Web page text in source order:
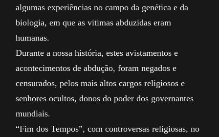
algumas experiências no campo da genética e da
biologia, em que as vitimas abduzidas eram
humanas.
Durante a nossa história, estes avistamentos e
acontecimentos de abdução, foram negados e
censurados, pelos mais altos cargos religiosos e
senhores ocultos, donos do poder dos governantes
mundiais.
“Fim dos Tempos”, com controversas religiosas, no